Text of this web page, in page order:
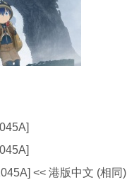
<< 港版中文 (相同)